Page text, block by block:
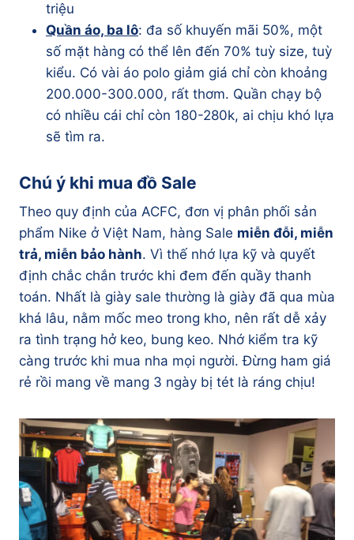
triệu
Quần áo, ba lô: đa số khuyến mãi 50%, một
số mặt hàng có thể lên đến 70% tuỳ size, tuỳ
kiểu. Có vài áo polo giảm giá chỉ còn khoảng
200.000-300.000, rất thơm. Quần chạy bộ
có nhiều cái chỉ còn 180-280k, ai chịu khó lựa
sẽ tìm ra.
Chú ý khi mua đồ Sale
Theo quy định của ACFC, đơn vị phân phối sản
phẩm Nike ở Việt Nam, hàng Sale miễn đỗi, miễn
trả, miễn bảo hành. Vì thế nhớ lựa kỹ và quyết
định chắc chắn trước khi đem đến quầy thanh
toán. Nhất là giày sale thường là giày đã qua mùa
khá lâu, nằm mốc meo trong kho, nên rất dễ xảy
ra tình trạng hở keo, bung keo. Nhớ kiểm tra kỹ
càng trước khi mua nha mọi người. Đừng ham giá
rẻ rồi mang về mang 3 ngày bị tét là ráng chịu!